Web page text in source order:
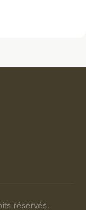
réservés.